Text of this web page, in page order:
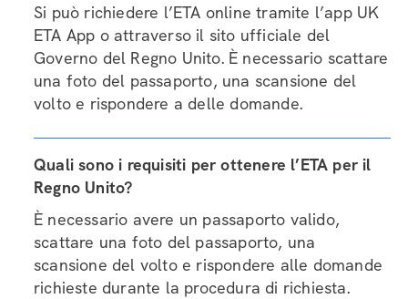
Si può richiedere l’ETA online tramite l’app UK
ETA App o attraverso il sito ufficiale del
Governo del Regno Unito. È necessario scattare
una foto del passaporto, una scansione del
volto e rispondere a delle domande.
Quali sono i requisiti per ottenere l’ETA per il
Regno Unito?
È necessario avere un passaporto valido,
scattare una foto del passaporto, una
scansione del volto e rispondere alle domande
richieste durante la procedura di richiesta.